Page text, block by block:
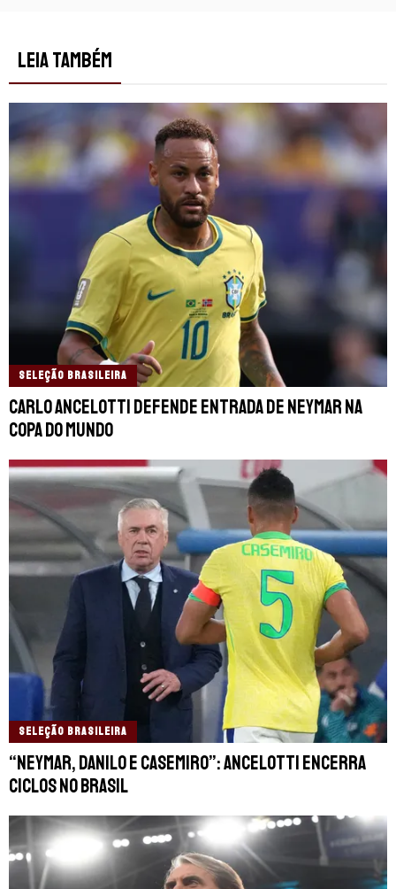
LEIA TAMBÉM
SELEÇÃO BRASILEIRA
Carlo Ancelotti defende entrada de Neymar na
Copa do Mundo
SELEÇÃO BRASILEIRA
“Neymar, Danilo e Casemiro”: Ancelotti encerra
ciclos no Brasil